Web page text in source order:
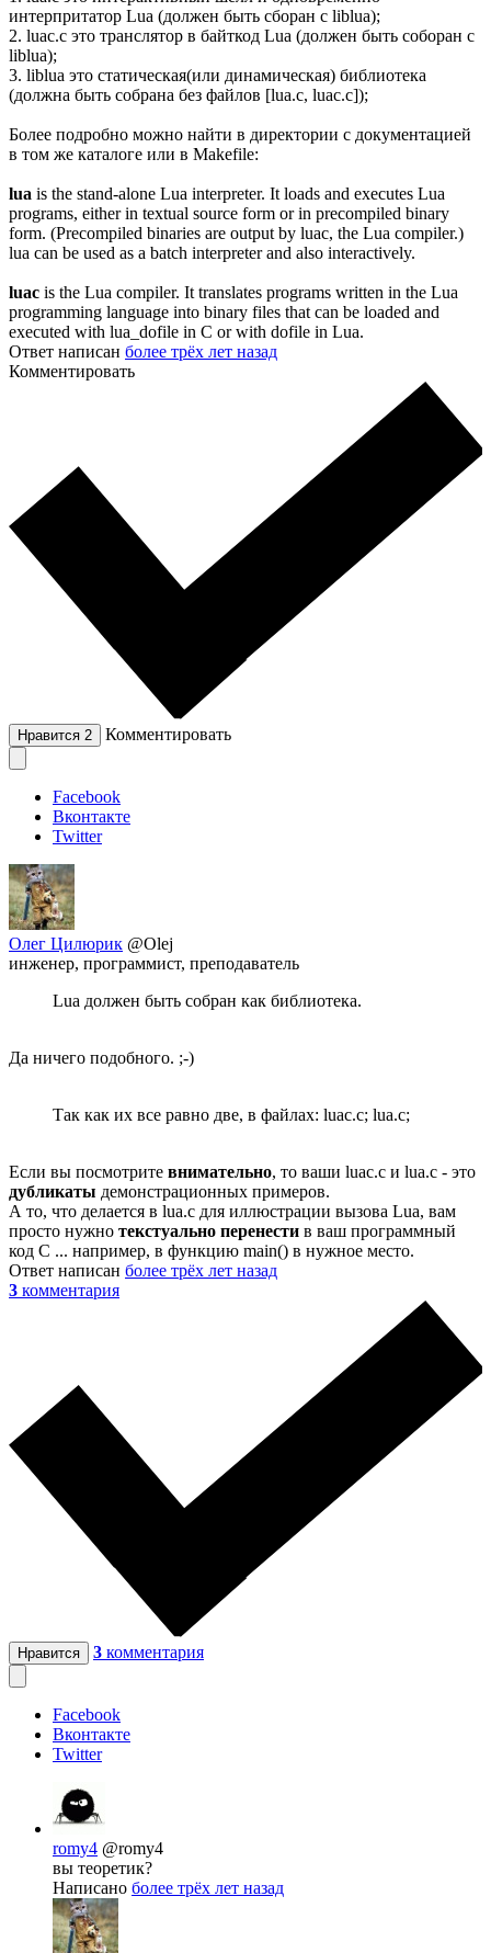
интерпритатор Lua (должен быть сборан с liblua);
2. luac.c это транслятор в байткод Lua (должен быть соборан с
liblua);
3. liblua это статическая(или динамическая) библиотека
(должна быть собрана без файлов [lua.c, luac.c]);
Более подробно можно найти в директории с документацией
в том же каталоге или в Makefile:
lua is the stand-alone Lua interpreter. It loads and executes Lua
programs, either in textual source form or in precompiled binary
form. (Precompiled binaries are output by luac, the Lua compiler.)
lua can be used as a batch interpreter and also interactively.
luac is the Lua compiler. It translates programs written in the Lua
programming language into binary files that can be loaded and
executed with lua_dofile in C or with dofile in Lua.
Ответ написан более трёх лет назад
Комментировать
Нравится 2 Комментировать
Facebook
Вконтакте
Twitter
Олег Цилюрик @Olej
инженер, программист, преподаватель
Lua должен быть собран как библиотека.
Да ничего подобного. ;-)
Так как их все равно две, в файлах: luac.c; lua.c;
Если вы посмотрите внимательно, то ваши luac.c и lua.c - это
дубликаты демонстрационных примеров.
А то, что делается в lua.c для иллюстрации вызова Lua, вам
просто нужно текстуально перенести в ваш программный
код C ... например, в функцию main() в нужное место.
Ответ написан более трёх лет назад
3 комментария
Нравится 3 комментария
Facebook
Вконтакте
Twitter
romy4 @romy4
вы теоретик?
Написано более трёх лет назад